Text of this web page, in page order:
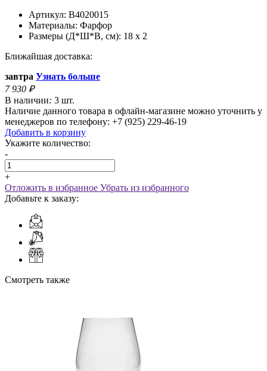
Артикул: B4020015
Материалы: Фарфор
Размеры (Д*Ш*В, см): 18 x 2
Ближайшая доставка:
завтра Узнать больше
7 930 ₽
В наличии: 3 шт.
Наличие данного товара в офлайн-магазине можно уточнить у
менеджеров по телефону: +7 (925) 229-46-19
Добавить в корзину
Укажите количество:
-
+
Отложить в избранное Убрать из избранного
Добавьте к заказу:
Смотреть также